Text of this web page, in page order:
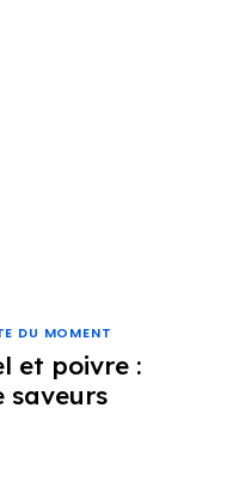
DU MOMENT
et poivre :
saveurs